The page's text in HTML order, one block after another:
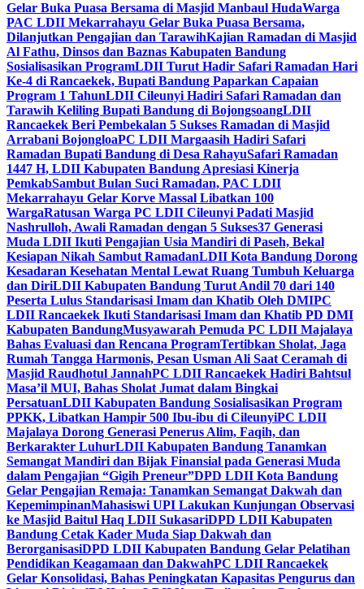
Gelar Buka Puasa Bersama di Masjid Manbaul HudaWarga
PAC LDII Mekarrahayu Gelar Buka Puasa Bersama,
Dilanjutkan Pengajian dan TarawihKajian Ramadan di Masjid
Al Fathu, Dinsos dan Baznas Kabupaten Bandung
Sosialisasikan ProgramLDII Turut Hadir Safari Ramadan Hari
Ke-4 di Rancaekek, Bupati Bandung Paparkan Capaian
Program 1 TahunLDII Cileunyi Hadiri Safari Ramadan dan
Tarawih Keliling Bupati Bandung di BojongsoangLDII
Rancaekek Beri Pembekalan 5 Sukses Ramadan di Masjid
Arrabani BojongloaPC LDII Margaasih Hadiri Safari
Ramadan Bupati Bandung di Desa RahayuSafari Ramadan
1447 H, LDII Kabupaten Bandung Apresiasi Kinerja
PemkabSambut Bulan Suci Ramadan, PAC LDII
Mekarrahayu Gelar Korve Massal Libatkan 100
WargaRatusan Warga PC LDII Cileunyi Padati Masjid
Nashrulloh, Awali Ramadan dengan 5 Sukses37 Generasi
Muda LDII Ikuti Pengajian Usia Mandiri di Paseh, Bekal
Kesiapan Nikah Sambut RamadanLDII Kota Bandung Dorong
Kesadaran Kesehatan Mental Lewat Ruang Tumbuh Keluarga
dan DiriLDII Kabupaten Bandung Turut Andil 70 dari 140
Peserta Lulus Standarisasi Imam dan Khatib Oleh DMIPC
LDII Rancaekek Ikuti Standarisasi Imam dan Khatib PD DMI
Kabupaten BandungMusyawarah Pemuda PC LDII Majalaya
Bahas Evaluasi dan Rencana ProgramTertibkan Sholat, Jaga
Rumah Tangga Harmonis, Pesan Usman Ali Saat Ceramah di
Masjid Raudhotul JannahPC LDII Rancaekek Hadiri Bahtsul
Masa’il MUI, Bahas Sholat Jumat dalam Bingkai
PersatuanLDII Kabupaten Bandung Sosialisasikan Program
PPKK, Libatkan Hampir 500 Ibu-ibu di CileunyiPC LDII
Majalaya Dorong Generasi Penerus Alim, Faqih, dan
Berkarakter LuhurLDII Kabupaten Bandung Tanamkan
Semangat Mandiri dan Bijak Finansial pada Generasi Muda
dalam Pengajian “Gigih Preneur”DPD LDII Kota Bandung
Gelar Pengajian Remaja: Tanamkan Semangat Dakwah dan
KepemimpinanMahasiswi UPI Lakukan Kunjungan Observasi
ke Masjid Baitul Haq LDII SukasariDPD LDII Kabupaten
Bandung Cetak Kader Muda Siap Dakwah dan
BerorganisasiDPD LDII Kabupaten Bandung Gelar Pelatihan
Pendidikan Keagamaan dan DakwahPC LDII Rancaekek
Gelar Konsolidasi, Bahas Peningkatan Kapasitas Pengurus dan